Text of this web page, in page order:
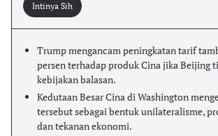
Intinya Sih
Trump mengancam peningkatan tarif
persen terhadap produk Cina jika Beijing
kebijakan balasan.
Kedutaan Besar Cina di Washington
tersebut sebagai bentuk unilateralisme,
dan tekanan ekonomi.